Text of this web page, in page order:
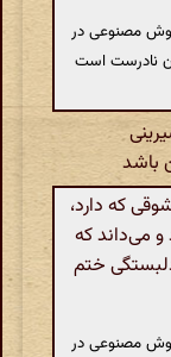
مصنوعی در
نادرست است
باشد
که دارد،
می‌داند که
ختم
مصنوعی در